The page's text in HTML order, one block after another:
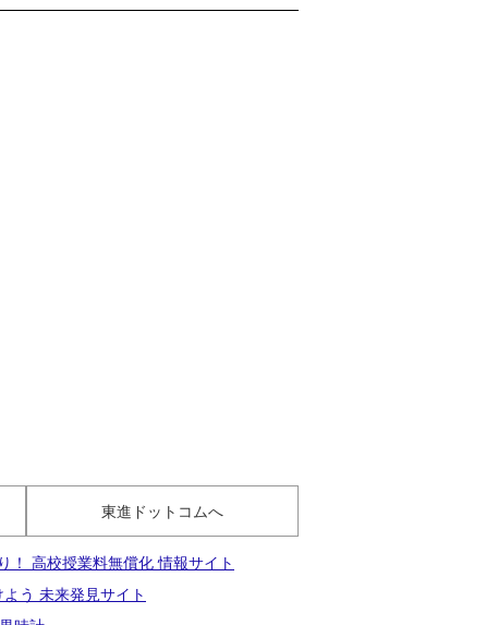
東進ドットコムへ
！ 高校授業料無償化 情報サイト
う 未来発見サイト